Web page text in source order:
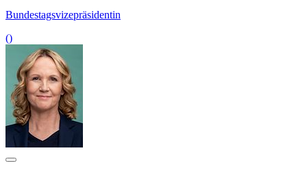
Bundestagsvizepräsidentin
()